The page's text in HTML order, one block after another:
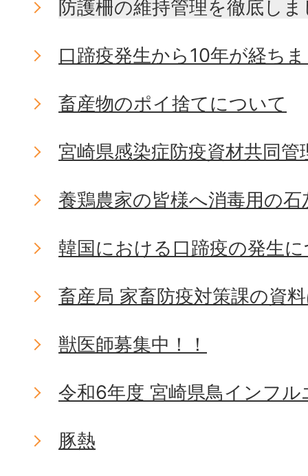
防護柵の維持管理を徹底し
口蹄疫発生から10年が経ち
畜産物のポイ捨てについて
宮崎県感染症防疫資材共同管
養鶏農家の皆様へ消毒用の
韓国における口蹄疫の発生
畜産局 家畜防疫対策課の資
獣医師募集中！！
令和6年度 宮崎県鳥インフ
豚熱